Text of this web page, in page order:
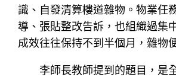
識、自發清算樓道雜物。物業任
導、張貼整改告訴，也組織過集
成效往往保持不到半個月，雜物
李師長教師提到的題目，是